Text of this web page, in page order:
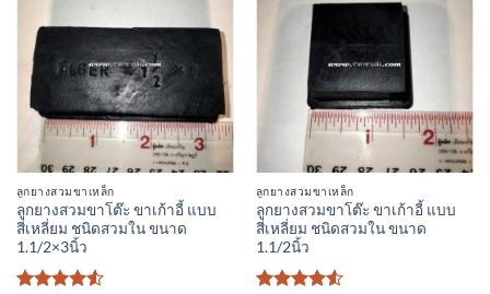
ลูกยางสวมขาเหล็ก
ลูกยางสวมขาโต๊ะ ขาเก้าอี้ แบบ
สี่เหลี่ยม ชนิดสวมใน ขนาด
1.1/2×3นิ้ว
ลูกยางสวมขาเหล็ก
ลูกยางสวมขาโต๊ะ ขาเก้าอี้ แบบ
สี่เหลี่ยม ชนิดสวมใน ขนาด
1.1/2นิ้ว